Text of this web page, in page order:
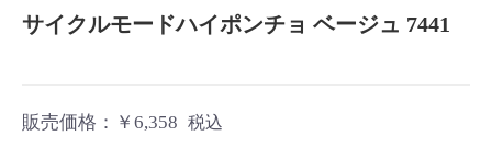
サイクルモードハイポンチョ ベージュ 7441
販売価格： ￥6,358 税込